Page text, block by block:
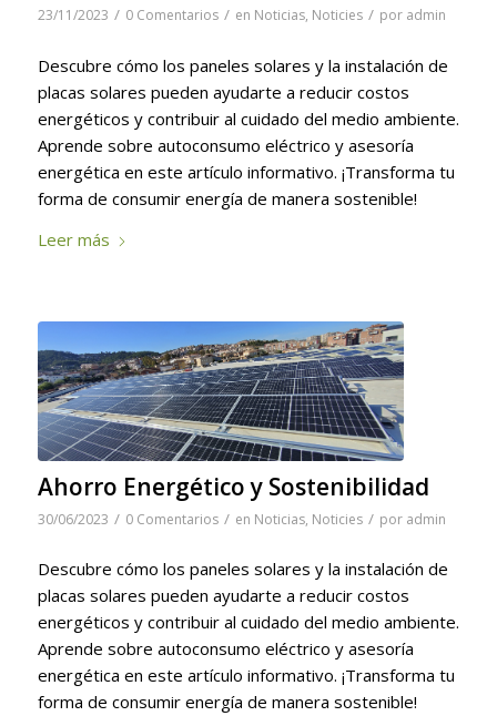
23/11/2023 / 0 Comentarios / en Noticias, Noticies / por admin
Descubre cómo los paneles solares y la instalación de
placas solares pueden ayudarte a reducir costos
energéticos y contribuir al cuidado del medio ambiente.
Aprende sobre autoconsumo eléctrico y asesoría
energética en este artículo informativo. ¡Transforma tu
forma de consumir energía de manera sostenible!
Leer más
Ahorro Energético y Sostenibilidad
30/06/2023 / 0 Comentarios / en Noticias, Noticies / por admin
Descubre cómo los paneles solares y la instalación de
placas solares pueden ayudarte a reducir costos
energéticos y contribuir al cuidado del medio ambiente.
Aprende sobre autoconsumo eléctrico y asesoría
energética en este artículo informativo. ¡Transforma tu
forma de consumir energía de manera sostenible!